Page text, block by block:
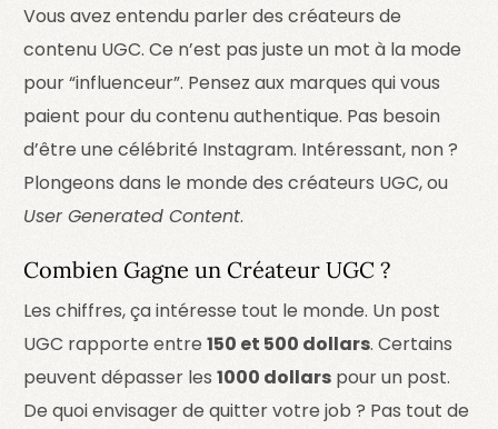
Vous avez entendu parler des créateurs de
contenu UGC. Ce n’est pas juste un mot à la mode
pour “influenceur”. Pensez aux marques qui vous
paient pour du contenu authentique. Pas besoin
d’être une célébrité Instagram. Intéressant, non ?
Plongeons dans le monde des créateurs UGC, ou
User Generated Content.
Combien Gagne un Créateur UGC ?
Les chiffres, ça intéresse tout le monde. Un post
UGC rapporte entre150 et 500 dollars. Certains
peuvent dépasser les1000 dollars pour un post.
De quoi envisager de quitter votre job ? Pas tout de